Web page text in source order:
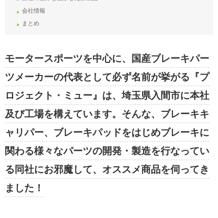
会社情報
まとめ
モータースポーツを中心に、国産ブレーキパー
ツメーカーの代表として必ず名前が挙がる『プ
ロジェクト・ミュー』は、埼玉県入間市に本社
及び工場を構えています。そんな、ブレーキキ
ャリパー、ブレーキパッドをはじめブレーキに
関わる様々なパーツの開発・製造を行なってい
る同社にお邪魔して、オススメ商品を伺ってき
ました！